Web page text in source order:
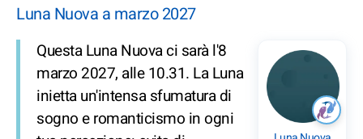
Luna Nuova a marzo 2027
Questa Luna Nuova ci sarà l'8
marzo 2027, alle 10.31. La Luna
inietta un'intensa sfumatura di
sogno e romanticismo in ogni